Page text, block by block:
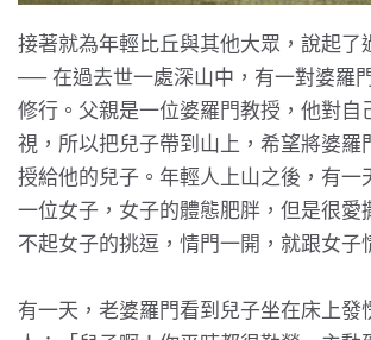
接著就為年輕比丘與其他大眾，說起了
── 在過去世一處深山中，有一對婆羅
修行。父親是一位婆羅門教授，他對自
視，所以把兒子帶到山上，希望將婆羅
授給他的兒子。年輕人上山之後，有一
一位女子，女子的體態肥胖，但是很愛
不起女子的挑逗，情門一開，就跟女子
有一天，老婆羅門看到兒子坐在床上發